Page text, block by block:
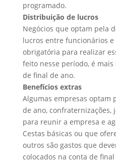
programado.
Distribuição de lucros
Negócios que optam pela
lucros entre funcionários
obrigatória para realizar
feito nesse período, é
de final de ano.
Benefícios extras
Algumas empresas optam
de ano, confraternizações,
para reunir a empresa e
Cestas básicas ou que
outros são gastos que
colocados na conta de